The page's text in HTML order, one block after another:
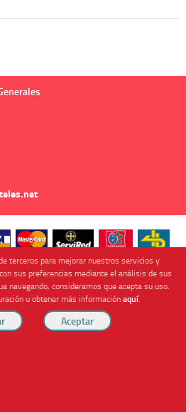
terceros para mejorar nuestros servicios y
sus preferencias mediante el análisis de sus
navegando, consideramos que acepta su uso.
u obtener más informaciónaquí.